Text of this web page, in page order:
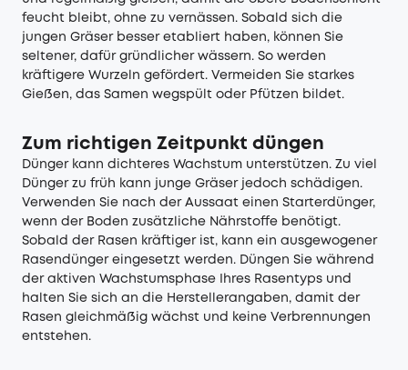
feucht bleibt, ohne zu vernässen. Sobald sich die
jungen Gräser besser etabliert haben, können Sie
seltener, dafür gründlicher wässern. So werden
kräftigere Wurzeln gefördert. Vermeiden Sie starkes
Gießen, das Samen wegspült oder Pfützen bildet.
Zum richtigen Zeitpunkt düngen
Dünger kann dichteres Wachstum unterstützen. Zu viel
Dünger zu früh kann junge Gräser jedoch schädigen.
Verwenden Sie nach der Aussaat einen Starterdünger,
wenn der Boden zusätzliche Nährstoffe benötigt.
Sobald der Rasen kräftiger ist, kann ein ausgewogener
Rasendünger eingesetzt werden. Düngen Sie während
der aktiven Wachstumsphase Ihres Rasentyps und
halten Sie sich an die Herstellerangaben, damit der
Rasen gleichmäßig wächst und keine Verbrennungen
entstehen.